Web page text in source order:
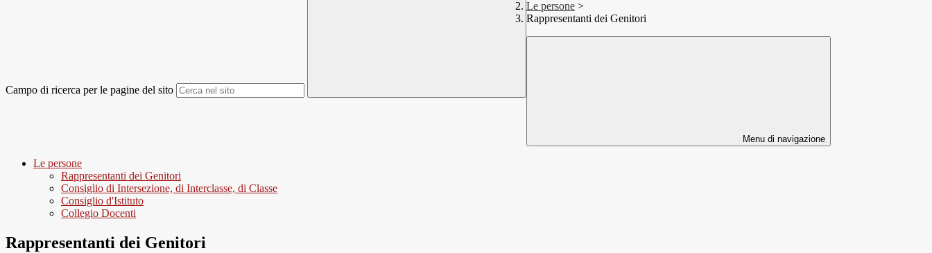
Campo di ricerca per le pagine del sito
Le persone >
Rappresentanti dei Genitori
Menu di navigazione
Le persone
Rappresentanti dei Genitori
Consiglio di Intersezione, di Interclasse, di Classe
Consiglio d'Istituto
Collegio Docenti
Rappresentanti dei Genitori